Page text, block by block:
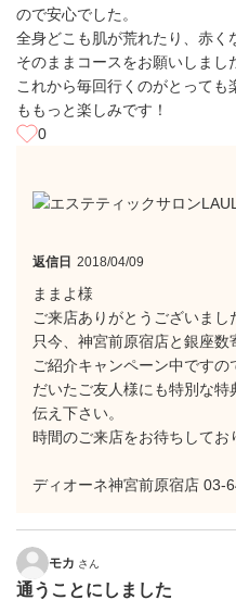
ので安心でした。
全身どこも肌が荒れたり、赤く
そのままコースをお願いしまし
これから毎回行くのがとって
ももっと楽しみです！
0
返信日 2018/04/09
ままよ様
ご来店ありがとうございまし
只今、神宮前原宿店と銀座
ご紹介キャンペーン中です
だいたご友人様にも特別な
伝え下さい。
時間のご来店をお待ちしてお
ディオーネ神宮前原宿店 03-
モカ さん
通うことにしました